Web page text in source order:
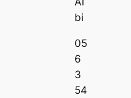
bi
05
6
3
54